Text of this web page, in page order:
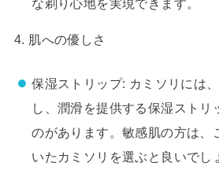
4. 肌への優しさ
保湿ストリップ: カミソリには
し、潤滑を提供する保湿ストリ
のがあります。敏感肌の方は、
いたカミソリを選ぶと良いでし